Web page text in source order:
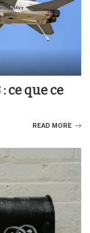
ce que ce
READ MORE